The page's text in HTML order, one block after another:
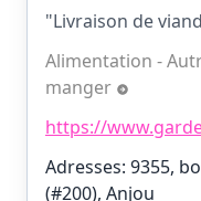
"Livraison de
Alimentation -
manger
https://
Adresses: 9355,
(#200), Anjou